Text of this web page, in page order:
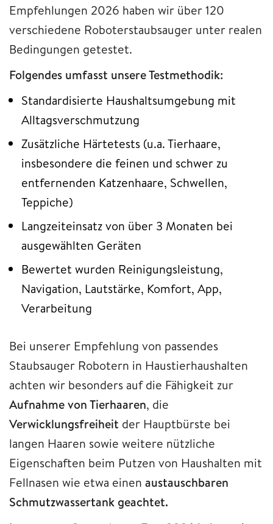
Empfehlungen 2026 haben wir über 120
verschiedene Roboterstaubsauger unter realen
Bedingungen getestet.
Folgendes umfasst unsere Testmethodik:
Standardisierte Haushaltsumgebung mit
Alltagsverschmutzung
Zusätzliche Härtetests (u.a. Tierhaare,
insbesondere die feinen und schwer zu
entfernenden Katzenhaare, Schwellen,
Teppiche)
Langzeiteinsatz von über 3 Monaten bei
ausgewählten Geräten
Bewertet wurden Reinigungsleistung,
Navigation, Lautstärke, Komfort, App,
Verarbeitung
Bei unserer Empfehlung von passendes
Staubsauger Robotern in Haustierhaushalten
achten wir besonders auf die Fähigkeit zur
Aufnahme von Tierhaaren, die
Verwicklungsfreiheit der Hauptbürste bei
langen Haaren sowie weitere nützliche
Eigenschaften beim Putzen von Haushalten mit
Fellnasen wie etwa einen austauschbaren
Schmutzwassertank geachtet.